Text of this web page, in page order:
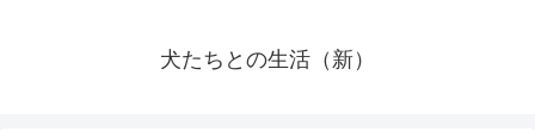
犬たちとの生活（新）